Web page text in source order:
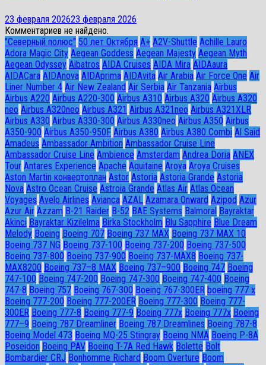
23 февраля 202623 февраля 2026
Комментариев не найдено.
"Северный полюс" 50 лет Октября A+ A2V-Shuttle Achille Lauro
Adora Magic City Aegean Goddess Aegean Majesty Aegean Myth
Aegean Odyssey Aibatros AIDA Cruises AIDA Mira AIDAaura
AIDACara AIDAnova AIDAprima AIDAvita Air Arabia Air Force One Air
Liner Number 4 Air New Zealand Air Serbia Air Tanzania Airbus
Airbus A220 Airbus A220-300 Airbus A310 Airbus A320 Airbus A320
neo Airbus A320neo Airbus A321 Airbus A321neo Airbus A321XLR
Airbus A330 Airbus A330-300 Airbus A330neo Airbus A350 Airbus
A350-900 Airbus A350-950F Airbus A380 Airbus A380 Combi Al Said
Amadeus Ambassador Ambition Ambassador Cruise Line
Ambassador Сruise Line Ambience Amsterdam Andrea Doria ANEX
Tour Antares Experience Apache Aquitaine Aroya Aroya Cruises
Aston Martin конвертоплан Astor Astoria Astoria Grande Astoria
Nova Astro Ocean Cruise Astroia Grande Atlas Air Atlas Ocean
Voyages Avelo Airlines Avianca AZAL Azamara Onward Azipod Azur
Azur Air Azzam B-21 Raider B-52 BAE Systems Balmoral Bayraktar
Akinci Bayraktar Kizilelma Birka Stockholm Blu Sapphire Blue Dream
Melody Boeing Boeing 707 Boeing 737 MAX Boeing 737 MAX 10
Boeing 737 NG Boeing 737-100 Boeing 737-200 Boeing 737-500
Boeing 737-800 Boeing 737-900 Boeing 737-MAX8 Boeing 737-
MAX8200 Boeing 737–8 MAX Boeing 737–900 Boeing 747 Boeing
747-100 Boeing 747-200 Boeing 747-300 Boeing 747-400 Boeing
747-8 Boeing 757 Boeing 767-300 Boeing 767-300ER boeing 777 x
Boeing 777-200 Boeing 777-200ER Boeing 777-300 Boeing 777-
300ER Boeing 777-8 Boeing 777-9 Boeing 777x Boeing 777х Boeing
777–9 Boeing 787 Dreamliner Boeing 787 Dreamlines Boeing 787-8
Boeing Model 473 Boeing MQ-25 Stingray Boeing NMA Boeing P-8A
Poseidon Boeing PAV Boeing T-7A Red Hawk Bolette Bolt
Bombardier CRJ Bonhomme Richard Boom Overture Boom